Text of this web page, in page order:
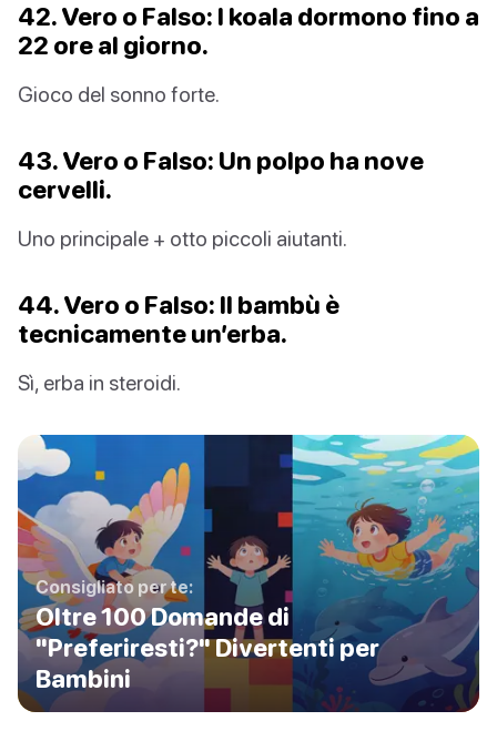
42. Vero o Falso: I koala dormono fino a
22 ore al giorno.
Gioco del sonno forte.
43. Vero o Falso: Un polpo ha nove
cervelli.
Uno principale + otto piccoli aiutanti.
44. Vero o Falso: Il bambù è
tecnicamente un’erba.
Sì, erba in steroidi.
Consigliato per te:
Oltre 100 Domande di
"Preferiresti?" Divertenti per
Bambini